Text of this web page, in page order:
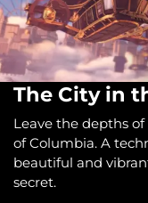
The City in
Leave the depths
of Columbia. A
beautiful and
secret.